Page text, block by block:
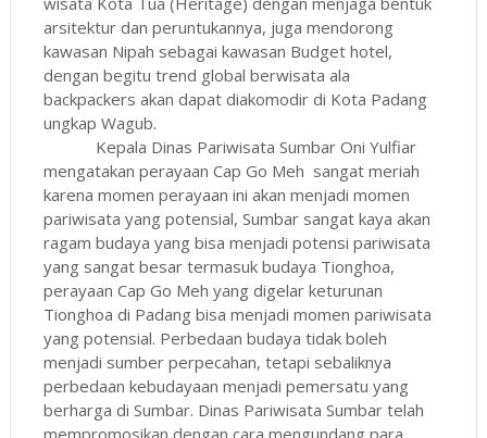
arsitektur dan peruntukannya, juga mendorong
kawasan Nipah sebagai kawasan Budget hotel,
dengan begitu trend global berwisata ala
backpackers akan dapat diakomodir di Kota Padang
ungkap Wagub.
Kepala Dinas Pariwisata Sumbar Oni Yulfiar
mengatakan perayaan Cap Go Meh sangat meriah
karena momen perayaan ini akan menjadi momen
pariwisata yang potensial, Sumbar sangat kaya akan
ragam budaya yang bisa menjadi potensi pariwisata
yang sangat besar termasuk budaya Tionghoa,
perayaan Cap Go Meh yang digelar keturunan
Tionghoa di Padang bisa menjadi momen pariwisata
yang potensial. Perbedaan budaya tidak boleh
menjadi sumber perpecahan, tetapi sebaliknya
perbedaan kebudayaan menjadi pemersatu yang
berharga di Sumbar. Dinas Pariwisata Sumbar telah
mempromosikan dengan cara mengundang para